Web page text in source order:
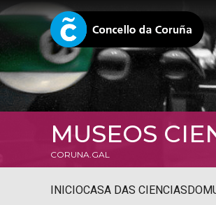
MUSEOS
CORUNA.GAL
INICIOCASA DAS CIENCIAS